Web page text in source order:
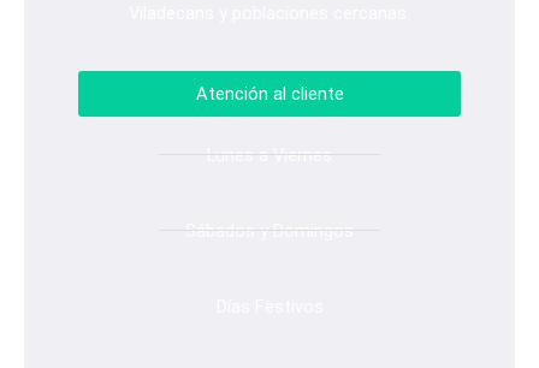
Atención al cliente
Lunes a Viernes
Sábados y Domingos